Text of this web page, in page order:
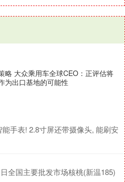
略 大众乘用车全球CEO：正评估将
为出口基地的可能性
手表! 2.8寸屏还带摄像头, 能刷安
全国主要批发市场核桃(新温185)